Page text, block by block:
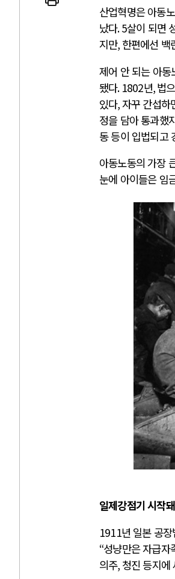
산업혁명은 아동
났다. 5살이 되면
지만, 한편에선 백
제어 안 되는 아동
됐다. 1802년,법
있다,자꾸 간섭하
정을 담아 통과했
동 등이 입법되고
아동노동의 가장
눈에 아이들은 임
일제강점기 시작돼
1911년 일본 공
“성냥만은 자급자
의주, 청진 등지에
중국 AI, 저
AI 국부펀드
AI 데이터센
AI는 어떻게